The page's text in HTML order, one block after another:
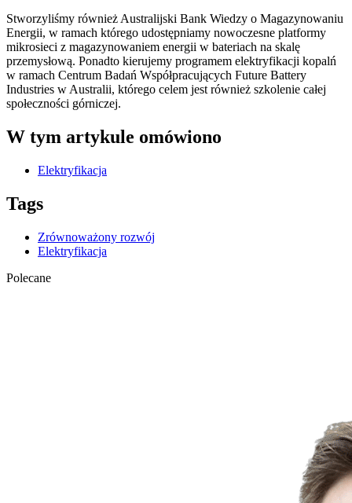
Stworzyliśmy również Australijski Bank Wiedzy o Magazynowaniu
Energii, w ramach którego udostępniamy nowoczesne platformy
mikrosieci z magazynowaniem energii w bateriach na skalę
przemysłową. Ponadto kierujemy programem elektryfikacji kopalń
w ramach Centrum Badań Współpracujących Future Battery
Industries w Australii, którego celem jest również szkolenie całej
społeczności górniczej.
W tym artykule omówiono
Elektryfikacja
Tags
Zrównoważony rozwój
Elektryfikacja
Polecane